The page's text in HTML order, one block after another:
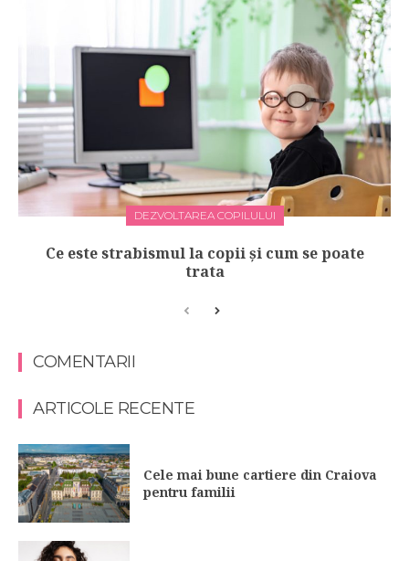
DEZVOLTAREA COPILULUI
Ce este strabismul la copii și cum se poate
trata
COMENTARII
ARTICOLE RECENTE
Cele mai bune cartiere din Craiova
pentru familii